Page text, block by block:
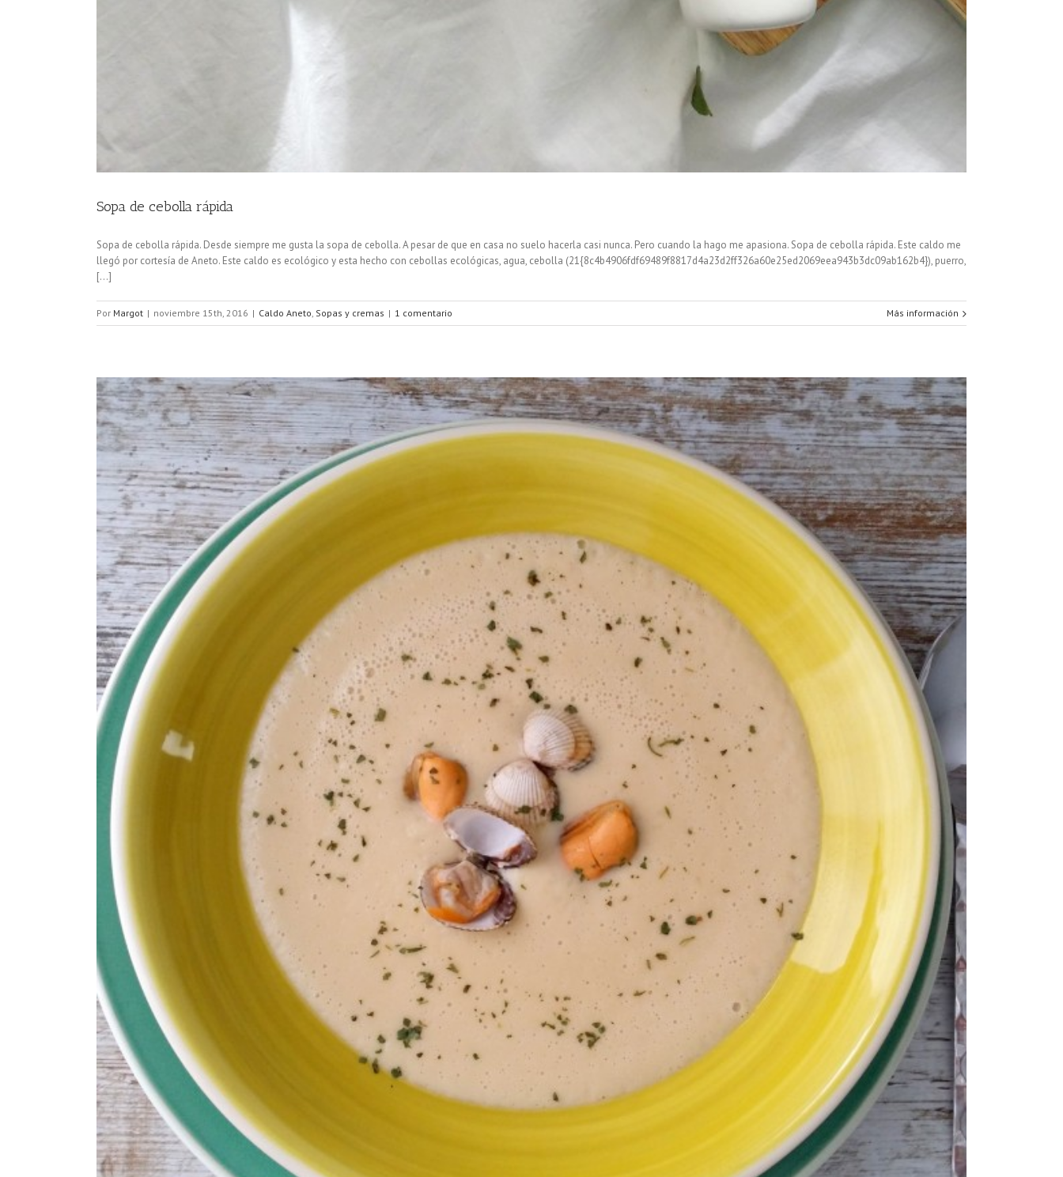
Sopa de cebolla rápida
Sopa de cebolla rápida. Desde siempre me gusta la sopa de cebolla. A pesar de que en casa no suelo hacerla casi nunca. Pero cuando la hago me apasiona. Sopa de cebolla rápida. Este caldo me
llegó por cortesía de Aneto. Este caldo es ecológico y esta hecho con cebollas ecológicas, agua, cebolla (21{8c4b4906fdf69489f8817d4a23d2ff326a60e25ed2069eea943b3dc09ab162b4}), puerro,
[...]
Por Margot | noviembre 15th, 2016 | Caldo Aneto, Sopas y cremas | 1 comentario Más información